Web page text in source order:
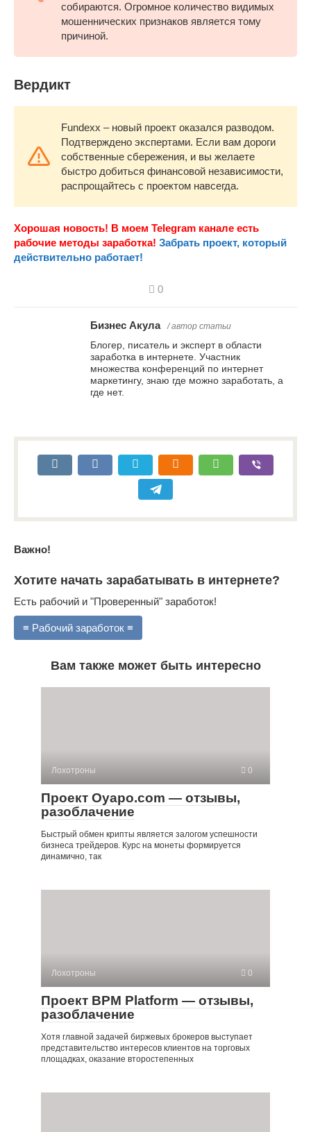
собираются. Огромное количество видимых
мошеннических признаков является тому
причиной.
Вердикт
Fundexx – новый проект оказался разводом.
Подтверждено экспертами. Если вам дороги
собственные сбережения, и вы желаете
быстро добиться финансовой независимости,
распрощайтесь с проектом навсегда.
Хорошая новость! В моем Telegram канале есть
рабочие методы заработка! Забрать проект, который
действительно работает!
0
Бизнес Акула / автор статьи
Блогер, писатель и эксперт в области
заработка в интернете. Участник
множества конференций по интернет
маркетингу, знаю где можно заработать, а
где нет.
Важно!
Хотите начать зарабатывать в интернете?
Есть рабочий и "Проверенный" заработок!
≡ Рабочий заработок ≡
Вам также может быть интересно
Лохотроны 0
Проект Oyapo.com — отзывы,
разоблачение
Быстрый обмен крипты является залогом успешности
бизнеса трейдеров. Курс на монеты формируется
динамично, так
Лохотроны 0
Проект BPM Platform — отзывы,
разоблачение
Хотя главной задачей биржевых брокеров выступает
представительство интересов клиентов на торговых
площадках, оказание второстепенных